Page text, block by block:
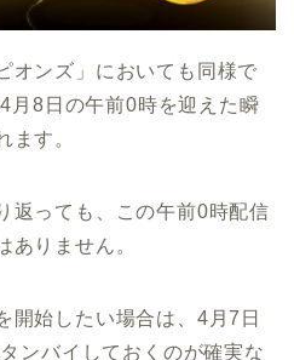
オンズ」においても同様で
月8日の午前0時を迎えた瞬
ます。
返っても、この午前0時配信
ありません。
開始したい場合は、4月7日
ンバイしておくのが確実な